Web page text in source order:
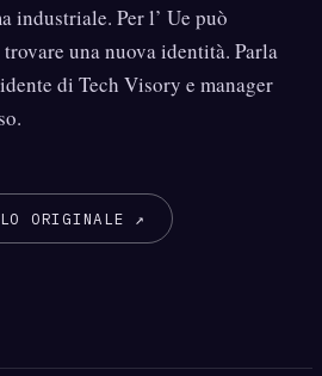
industriale. Per l’ Ue può
una nuova identità. Parla
di Tech Visory e manager
ORIGINALE ↗